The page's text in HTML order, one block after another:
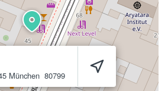
München 80799